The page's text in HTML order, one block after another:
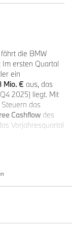
die BMW
Im ersten Quartal
ein
Mio. € aus, das
2025) liegt. Mit
das
Cashflow des
Vorjahresquartal
ihre